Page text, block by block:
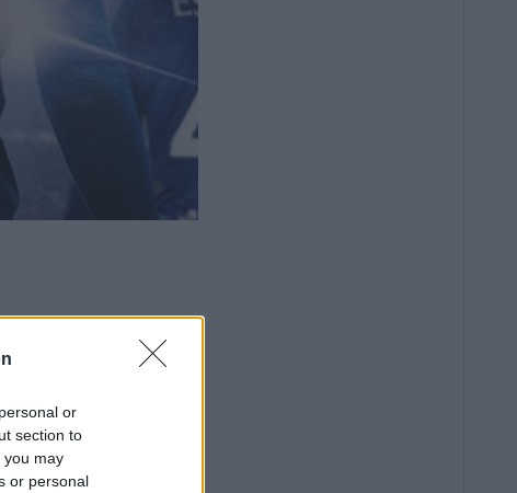
or
section to
you may
or personal